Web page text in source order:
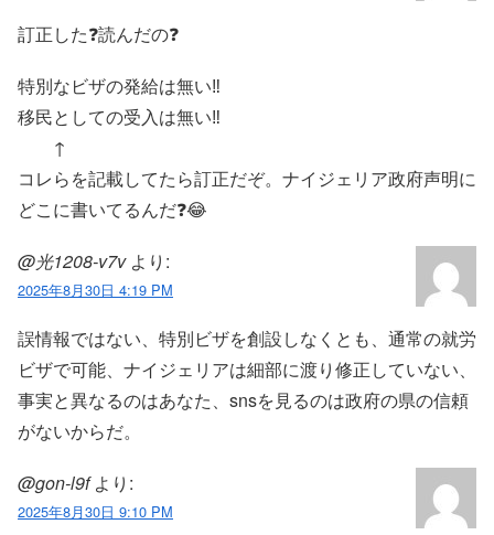
訂正した❓読んだの❓
特別なビザの発給は無い‼️
移民としての受入は無い‼️
↑
コレらを記載してたら訂正だぞ。ナイジェリア政府声明に
どこに書いてるんだ❓😂
@光1208-v7v より:
2025年8月30日 4:19 PM
誤情報ではない、特別ビザを創設しなくとも、通常の就労
ビザで可能、ナイジェリアは細部に渡り修正していない、
事実と異なるのはあなた、snsを見るのは政府の県の信頼
がないからだ。
@gon-l9f より:
2025年8月30日 9:10 PM